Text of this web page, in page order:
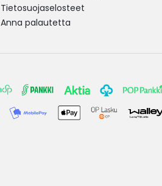
Tietosuojaselosteet
Anna palautetta